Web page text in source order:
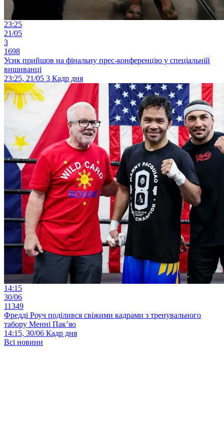
23:25
21/05
3
1698
Усик прийшов на фінальну прес-конференцію у спеціальній
вишиванці
23:25, 21/05 3 Кадр дня
14:15
30/06
11349
Фредді Роуч поділився свіжими кадрами з тренувального
табору Менні Пак’яо
14:15, 30/06 Кадр дня
Всі новини